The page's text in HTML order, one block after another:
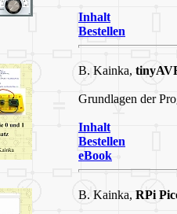
Inhalt
Bestellen
B. Kainka,
Grundlagen der
Inhalt
Bestellen
eBook
B. Kainka, RPi